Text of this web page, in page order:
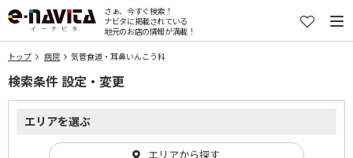
さぁ、今すぐ検索！
ナビタに掲載されている
地元のお店の情報が満載！
トップ 病院 気管食道・耳鼻いんこう科
検索条件 設定・変更
エリアを選ぶ
エリアから探す